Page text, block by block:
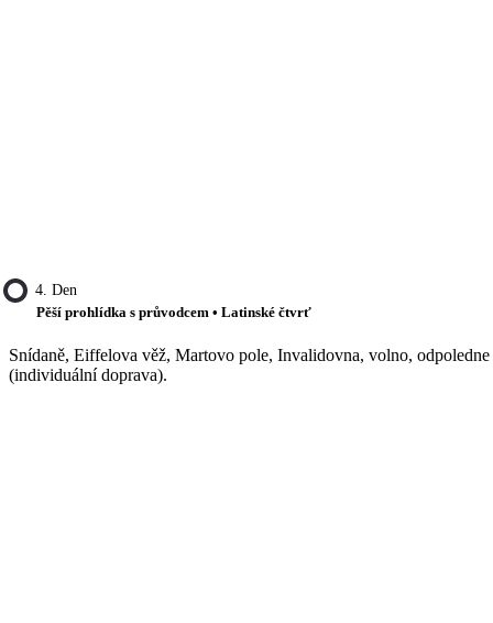
4. Den
Pěší prohlídka s průvodcem • Latinské čtvrť
Snídaně, Eiffelova věž, Martovo pole, Invalidovna, volno, odpoledne
(individuální doprava).